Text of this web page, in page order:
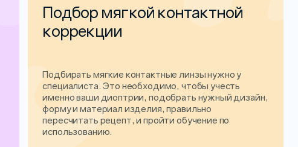
Подбор мягкой контактной
коррекции
Подбирать мягкие контактные линзы нужно у
специалиста. Это необходимо, чтобы учесть
именно ваши диоптрии, подобрать нужный дизайн,
форму и материал изделия, правильно
пересчитать рецепт, и пройти обучение по
использованию.